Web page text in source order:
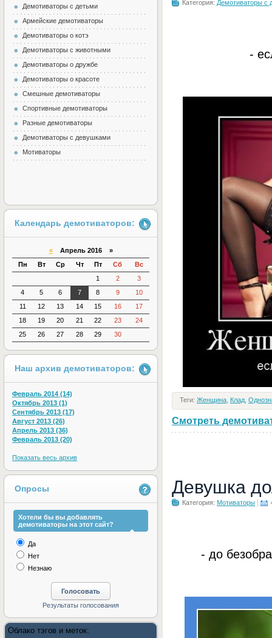
Категория: Демотиваторы с
-
Теги: Женщина Клад
Смотреть
Девушка
Категория: Мотиваторы
- до
Демотиваторы с детьми
Армейские демотиваторы
Демотиваторы о котэ
Демотиваторы с животными
Демотиваторы о дружбе
Демотиваторы о красоте
Смешные демотиваторы
Спортивные демотиваторы
Разные демотиваторы
Демотиваторы с девушками
Мотиваторы
Календарь демотиваторов:
«Апрель 2016 »
Пн
Вт Ср Чт Пт Сб
Вс
1
2
3
4
5 6 7 8 9
10
11
12 13 14 15 16
17
18
19 20 21 22 23
24
25
26 27 28 29 30
Наш архив демотиваторов:
Февраль 2014 (14)
Октябрь 2013 (1)
Сентябрь 2013 (17)
Август 2013 (26)
Апрель 2013 (36)
Февраль 2013 (20)
Показать весь архив
Опросы
Хотели бы вы добавлять
демотиваторы на этот сайт?
Да
Нет
Незнаю
Облако тэгов и меток: